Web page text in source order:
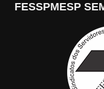
FESSPMESP